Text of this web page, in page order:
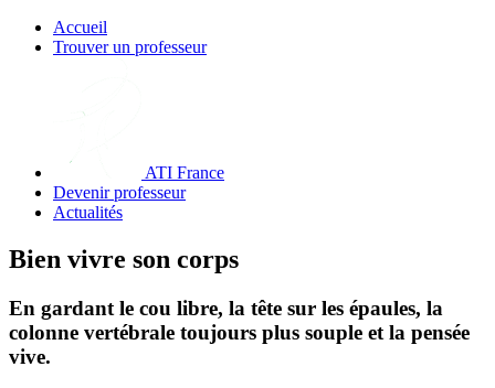
Accueil
Trouver un professeur
ATI France
Devenir professeur
Actualités
Bien vivre son corps
En gardant le cou libre, la tête sur les épaules, la
colonne vertébrale toujours plus souple et la pensée
vive.